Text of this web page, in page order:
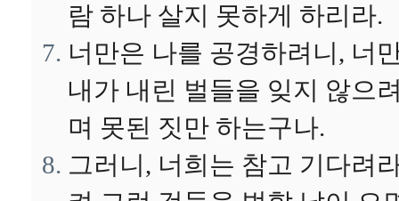
람 하나 살지 못하게 하리라.
너만은 나를 공경하려니, 너
내가 내린 벌들을 잊지 않으
며 못된 짓만 하는구나.
그러니, 너희는 참고 기다려